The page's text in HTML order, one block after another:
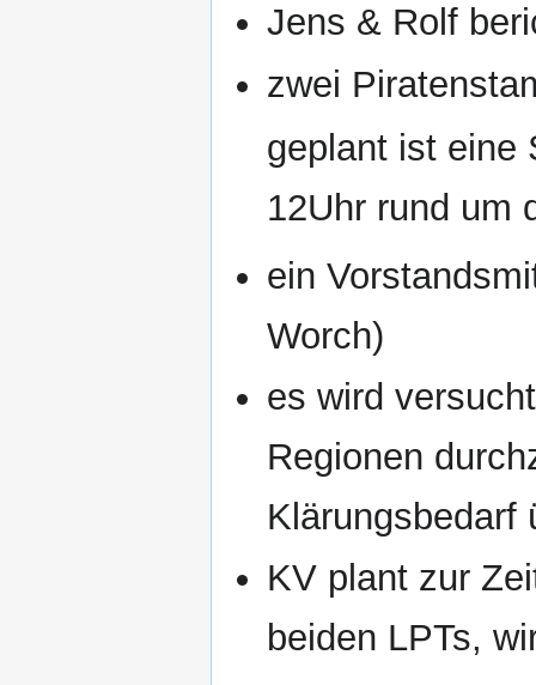
Jens & Rolf
zwei
geplant ist eine
12Uhr rund um
ein
Worch)
es wird
Regionen
Klärungsbedarf
KV plant zur
beiden LPTs,